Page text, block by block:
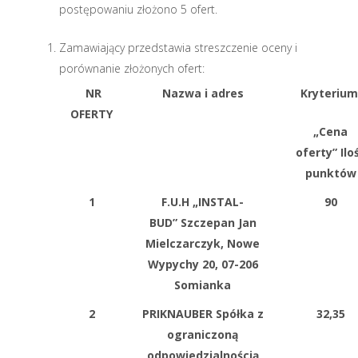
postępowaniu złożono 5 ofert.
Zamawiający przedstawia streszczenie oceny i
porównanie złożonych ofert:
NR
OFERTY
Nazwa i adres
„Cena
oferty”
punktów
1
F.U.H „INSTAL-
BUD” Szczepan Jan
Mielczarczyk, Nowe
Wypychy 20, 07-206
Somianka
90
2
PRIKNAUBER Spółka z
ograniczoną
32,35